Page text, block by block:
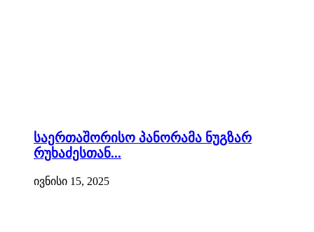
საერთაშორისო პანორამა ნუგზარ
რუხაძესთან...
ივნისი 15, 2025